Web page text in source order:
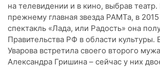
на телевидении и в кино, выбрав
прежнему главная звезда РАМТа, в 2015
спектакль «Лада, или Радость» она
Правительства РФ в области культуры.
Уварова встретила своего второго
Александра Гришина – сейчас у них